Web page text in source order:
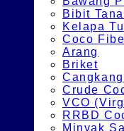
Bibit
Kelapa
Coco
Arang
Briket
Crude
VCO
RRBD
Minyak